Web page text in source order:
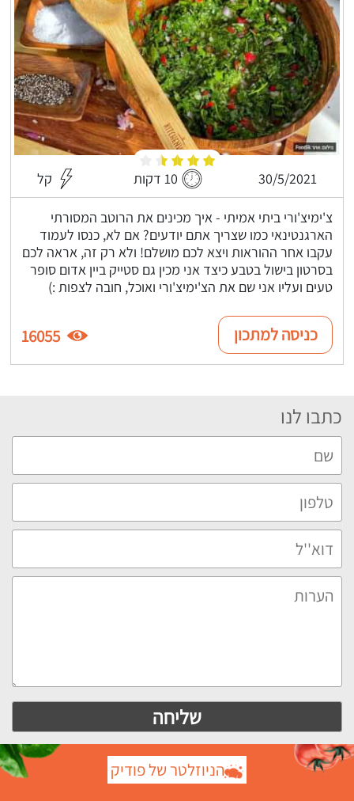
30/5/2021 10 דקות קל
צ'ימיצ'ורי ביתי אמיתי - איך מכינים את הרוטב המסורתי
הארגנטינאי כמו שצריך אתם יודעים? אם לא, כנסו לעמוד
עקבו אחר ההוראות ויצא לכם מושלם! ולא רק זה, אראה לכם
בסרטון בישול בטבע כיצד אני מכין גם סטייק ביין אדום סופר
טעים ועליו אני שם את הצ'ימיצ'ורי ואוכל, חובה לצפות :)
כניסה למתכון 16055
כתבו לנו
הניוזלטר של פודיק